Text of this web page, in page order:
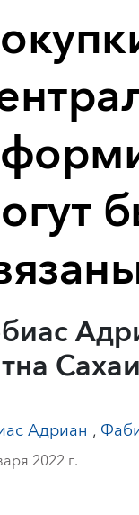
Сахаи
Адриан ,
2022 г.